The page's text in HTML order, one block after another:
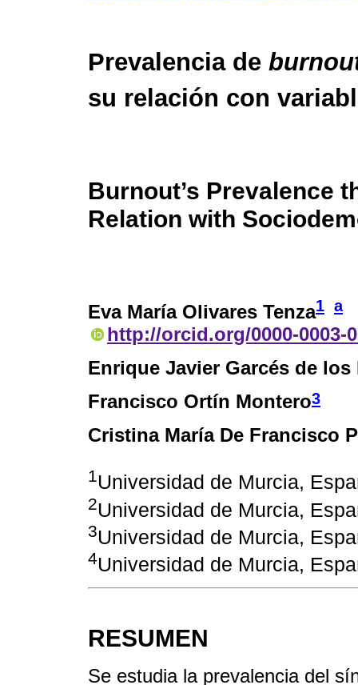
Prevalencia de
su relación con
Burnout’s Prevalence
Relation with
Eva María Olivares Tenza1 a
http://orcid.org/0000-0003-
Enrique Javier Garcés de los
Francisco Ortín Montero3
Cristina María De Francisco
1Universidad de Murcia,
2Universidad de Murcia,
3Universidad de Murcia,
4Universidad de Murcia,
RESUMEN
Se estudia la prevalencia del